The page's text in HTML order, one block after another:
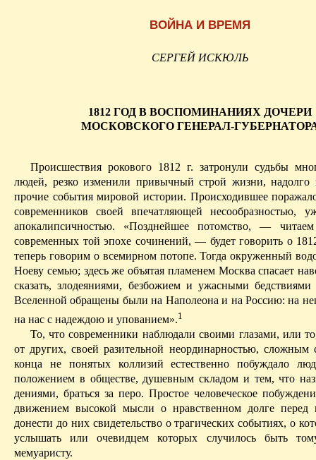
ВОЙНА И ВРЕМЯ
СЕРГЕЙ ИСКЮЛЬ
1812 ГОД В ВОСПОМИНАНИЯХ ДОЧЕРИ
МОСКОВСКОГО ГЕНЕРАЛ-
Происшествия рокового 1812 г. затронули судьбы
людей, резко изменили привычный строй жизни, надолго
прочие события мировой истории. Происходившее
современников своей впечатляющей несообразностью,
апокалипсичностью. «Позднейшее потомство, —
современных той эпохе сочинений, — будет говорить о
теперь говорим о всемирном потопе. Тогда окруженный
Ноеву семью; здесь же объятая пламенем Москва спасает
сказать, злодеяниями, безбожием и ужасными бедствиями
Вселенной обращены были на Наполеона и на Россию: на
на нас с надеждою и упованием».1
То, что современники наблюдали своими глазами, или
от других, своей разительной неординарностью, сложным
конца не понятых коллизий естественно побуждало
положением в обществе, душевным складом и тем, что
дениями, браться за перо. Простое человеческое
движением высокой мысли о нравственном долге
донести до них свидетельство о трагических событиях, о
услышать или очевидцем которых случилось быть
мемуаристу.